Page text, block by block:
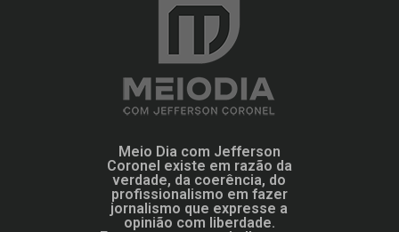
Meio Dia com Jefferson
Coronel existe em razão da
verdade, da coerência, do
profissionalismo em fazer
jornalismo que expresse a
opinião com liberdade.